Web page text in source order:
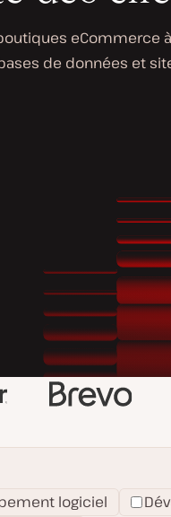
eCommerce
de données et
logiciel